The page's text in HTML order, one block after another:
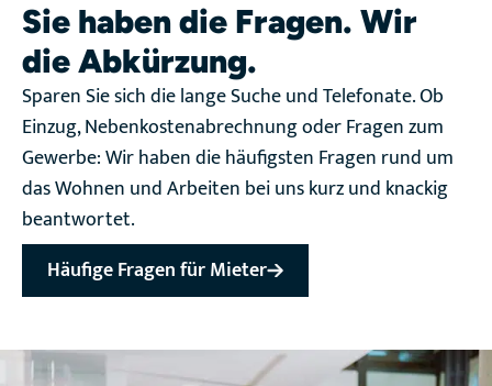
Sie haben die Fragen. Wir
die Abkürzung.
Sparen Sie sich die lange Suche und Telefonate. Ob
Einzug, Nebenkostenabrechnung oder Fragen zum
Gewerbe: Wir haben die häufigsten Fragen rund um
das Wohnen und Arbeiten bei uns kurz und knackig
beantwortet.
Häufige Fragen für Mieter